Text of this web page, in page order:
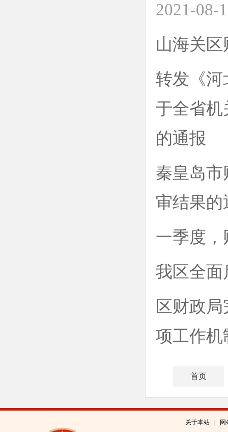
2021-08-
山海关
转发《河
于全省机
的通报
秦皇岛市
审结果
一季度
我区全
区财政
项工作
首页
关于本站 网